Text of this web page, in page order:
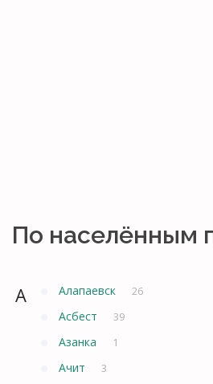
По населённым
А Алапаевск 26
Асбест 39
Азанка 1
Ачит 3